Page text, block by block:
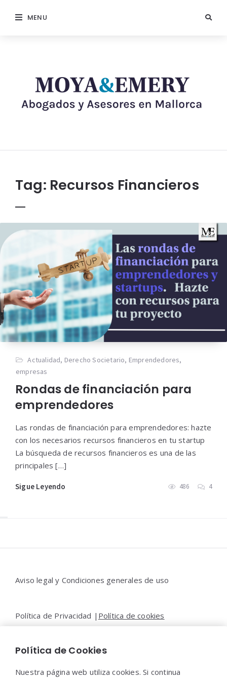
MENU
Tag: Recursos Financieros
Actualidad, Derecho Societario, Emprendedores,
empresas
Rondas de financiación para
emprendedores
Las rondas de financiación para emprendedores: hazte
con los necesarios recursos financieros en tu startup
La búsqueda de recursos financieros es una de las
principales […]
Sigue Leyendo 486 4
Aviso legal y Condiciones generales de uso
Política de Privacidad | Política de cookies
Contacto |Moya&Emery
Política de Cookies
Nuestra página web utiliza cookies. Si continua